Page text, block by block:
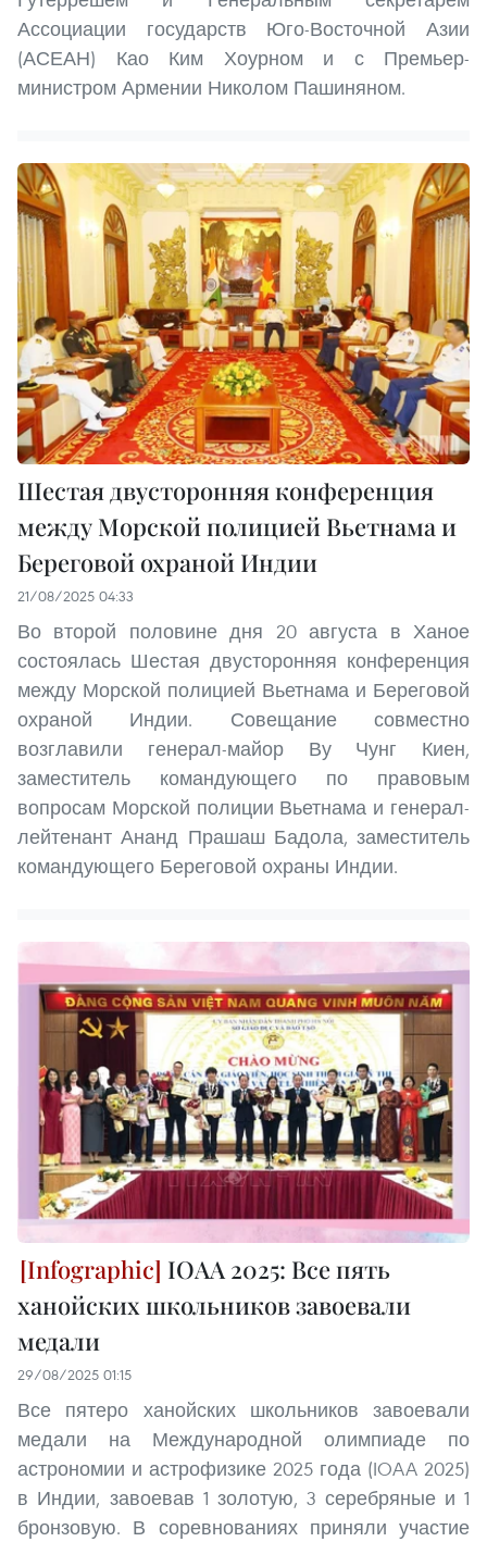
Ассоциации государств Юго-Восточной Азии
(АСЕАН) Као Ким Хоурном и с Премьер-
министром Армении Николом Пашиняном.
Шестая двусторонняя конференция
между Морской полицией Вьетнама и
Береговой охраной Индии
21/08/2025 04:33
Во второй половине дня 20 августа в Ханое
состоялась Шестая двусторонняя конференция
между Морской полицией Вьетнама и Береговой
охраной Индии. Совещание совместно
возглавили генерал-майор Ву Чунг Киен,
заместитель командующего по правовым
вопросам Морской полиции Вьетнама и генерал-
лейтенант Ананд Прашаш Бадола, заместитель
командующего Береговой охраны Индии.
IOAA 2025: Все пять
ханойских школьников завоевали
медали
29/08/2025 01:15
Все пятеро ханойских школьников завоевали
медали на Международной олимпиаде по
астрономии и астрофизике 2025 года (IOAA 2025)
в Индии, завоевав 1 золотую, 3 серебряные и 1
бронзовую. В соревнованиях приняли участие